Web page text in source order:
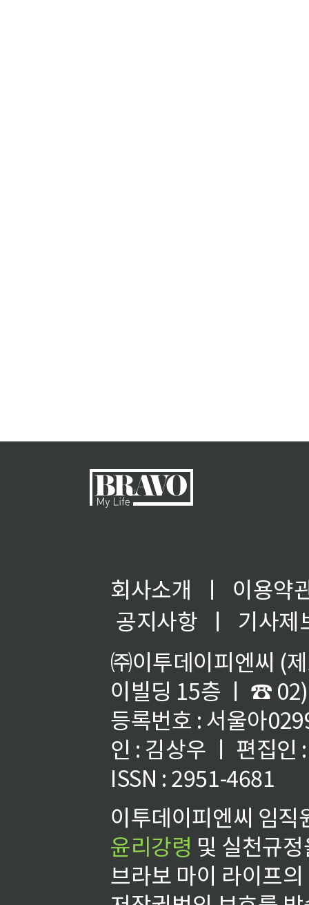
회사소개 ㅣ
이용약
공지사항
ㅣ
기사제
㈜이투데이피엔씨 (
이빌딩 15층 ㅣ ☎
등록번호 : 서울아
인 : 김상우 ㅣ 편집인
ISSN : 2951-4681
이투데이피엔씨 임
윤리강령 및 실천규
브라보 마이 라이프